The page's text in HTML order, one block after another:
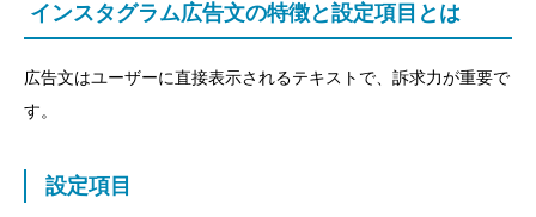
インスタグラム広告文の特徴と設定項目とは
広告文はユーザーに直接表示されるテキストで、訴求力が重要で
す。
設定項目